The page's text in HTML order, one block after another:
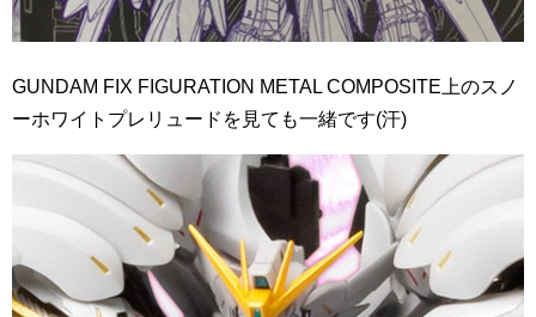
GUNDAM FIX FIGURATION METAL COMPOSITE上のスノ
ーホワイトプレリュードを見ても一緒です(汗)